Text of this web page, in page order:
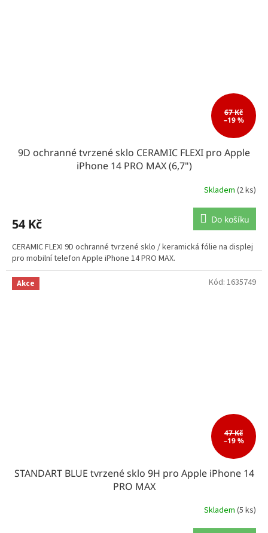
67 Kč
–19 %
9D ochranné tvrzené sklo CERAMIC FLEXI pro Apple
iPhone 14 PRO MAX (6,7")
Skladem (2 ks)
54 Kč Do košíku
CERAMIC FLEXI 9D ochranné tvrzené sklo / keramická fólie na displej
pro mobilní telefon Apple iPhone 14 PRO MAX.
Akce
47 Kč
–19 %
STANDART BLUE tvrzené sklo 9H pro Apple iPhone 14
PRO MAX
Skladem (5 ks)
Kód: 1635749